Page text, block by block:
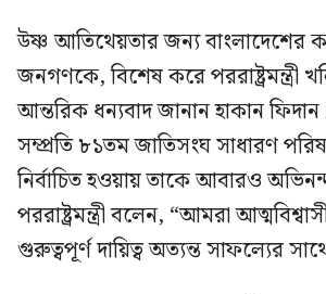
উষ্ণ আতিথেয়তার জন্য বাংলাদেশের
জনগণকে, বিশেষ করে পররাষ্ট্রমন্ত্রী
আন্তরিক ধন্যবাদ জানান হাকান
সম্প্রতি ৮১তম জাতিসংঘ সাধারণ
নির্বাচিত হওয়ায় তাকে আবারও
পররাষ্ট্রমন্ত্রী বলেন, “আমরা
গুরুত্বপূর্ণ দায়িত্ব অত্যন্ত সাফল্যের